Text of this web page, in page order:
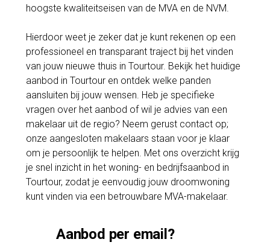
hoogste kwaliteitseisen van de MVA en de NVM.
Hierdoor weet je zeker dat je kunt rekenen op een
professioneel en transparant traject bij het vinden
van jouw nieuwe thuis in Tourtour. Bekijk het huidige
aanbod in Tourtour en ontdek welke panden
aansluiten bij jouw wensen. Heb je specifieke
vragen over het aanbod of wil je advies van een
makelaar uit de regio? Neem gerust contact op;
onze aangesloten makelaars staan voor je klaar
om je persoonlijk te helpen. Met ons overzicht krijg
je snel inzicht in het woning- en bedrijfsaanbod in
Tourtour, zodat je eenvoudig jouw droomwoning
kunt vinden via een betrouwbare MVA-makelaar.
Aanbod per email?